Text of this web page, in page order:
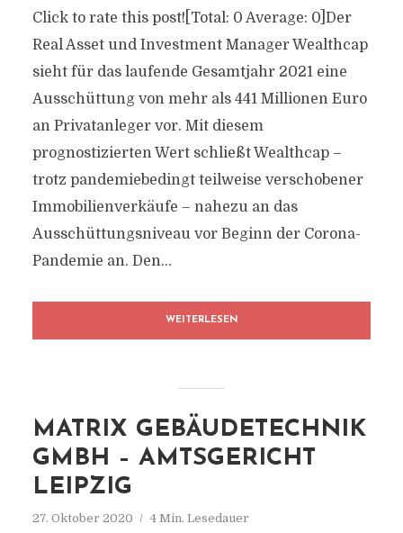
Click to rate this post![Total: 0 Average: 0]Der
Real Asset und Investment Manager Wealthcap
sieht für das laufende Gesamtjahr 2021 eine
Ausschüttung von mehr als 441 Millionen Euro
an Privatanleger vor. Mit diesem
prognostizierten Wert schließt Wealthcap –
trotz pandemiebedingt teilweise verschobener
Immobilienverkäufe – nahezu an das
Ausschüttungsniveau vor Beginn der Corona-
Pandemie an. Den...
WEITERLESEN
MATRIX GEBÄUDETECHNIK
GMBH – AMTSGERICHT
LEIPZIG
27. Oktober 2020 4 Min. Lesedauer